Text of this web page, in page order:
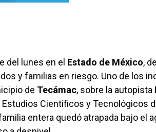
del lunes en el Estado de México,
y familias en riesgo. Uno de los
de Tecámac, sobre la autopista
Estudios Científicos y Tecnológicos
entera quedó atrapada bajo el